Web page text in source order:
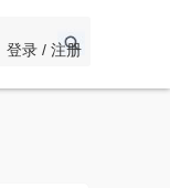
登录 / 注册